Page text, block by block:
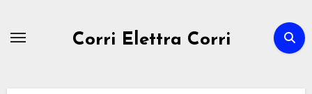
Corri Elettra Corri